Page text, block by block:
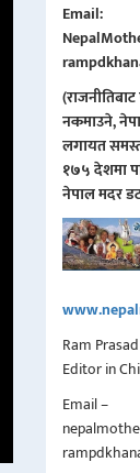
Email:
नकमाउने,
लगायत
१७५ देशमा
नेपाल मदर
Ram
Editor in
Email –